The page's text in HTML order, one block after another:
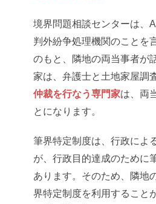
境界問題相談センターは、
判外紛争処理機関のことを
のもと、隣地の両当事者が
家は、弁護士と土地家屋調
仲裁を行なう専門家は、両
とになります。
筆界特定制度は、行政によ
が、行政目的達成のために
あります。そのため、隣地
界特定制度を利用すること